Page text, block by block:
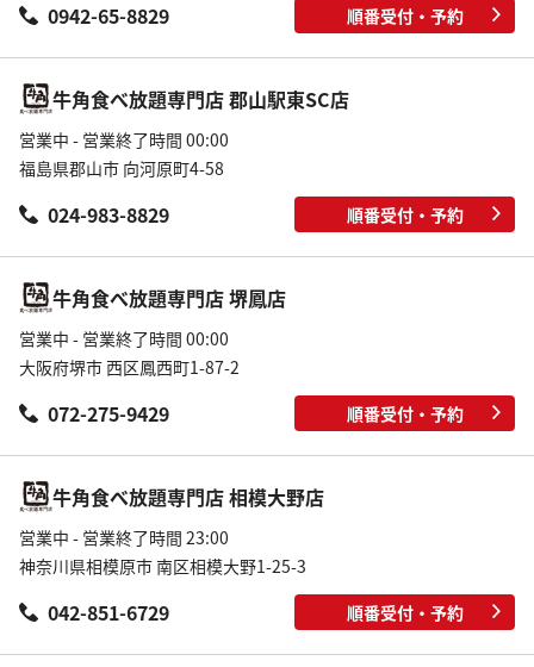
0942-65-8829 順番受付・予約
牛角食べ放題専門店 郡山駅東SC店
営業中 - 営業終了時間 00:00
福島県郡山市 向河原町4-58
024-983-8829 順番受付・予約
牛角食べ放題専門店 堺鳳店
営業中 - 営業終了時間 00:00
大阪府堺市 西区鳳西町1-87-2
072-275-9429 順番受付・予約
牛角食べ放題専門店 相模大野店
営業中 - 営業終了時間 23:00
神奈川県相模原市 南区相模大野1-25-3
042-851-6729 順番受付・予約